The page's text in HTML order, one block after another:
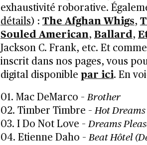
exhaustivité roborative.
détails) : The Afghan Whigs,
Souled American, Ballard,
Jackson C. Frank, etc. Et
inscrit dans nos pages, vous
digital disponible par ici. En
01. Mac DeMarco – Brother
02. Timber Timbre – Hot Dreams
03. I Do Not Love – Dreams
04. Etienne Daho – Beat Hôtel